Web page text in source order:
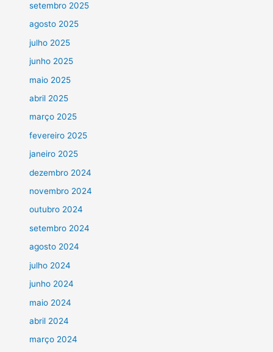
setembro 2025
agosto 2025
julho 2025
junho 2025
maio 2025
abril 2025
março 2025
fevereiro 2025
janeiro 2025
dezembro 2024
novembro 2024
outubro 2024
setembro 2024
agosto 2024
julho 2024
junho 2024
maio 2024
abril 2024
março 2024